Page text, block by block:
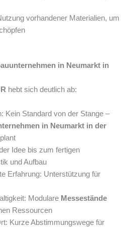
vorhandener Materialien, um
in Neumarkt in
hebt sich deutlich ab:
Kein Standard von der Stange –
in Neumarkt in der
Idee bis zum fertigen
und Aufbau
Erfahrung: Unterstützung für
Modulare Messestände
Ressourcen
Kurze Abstimmungswege für